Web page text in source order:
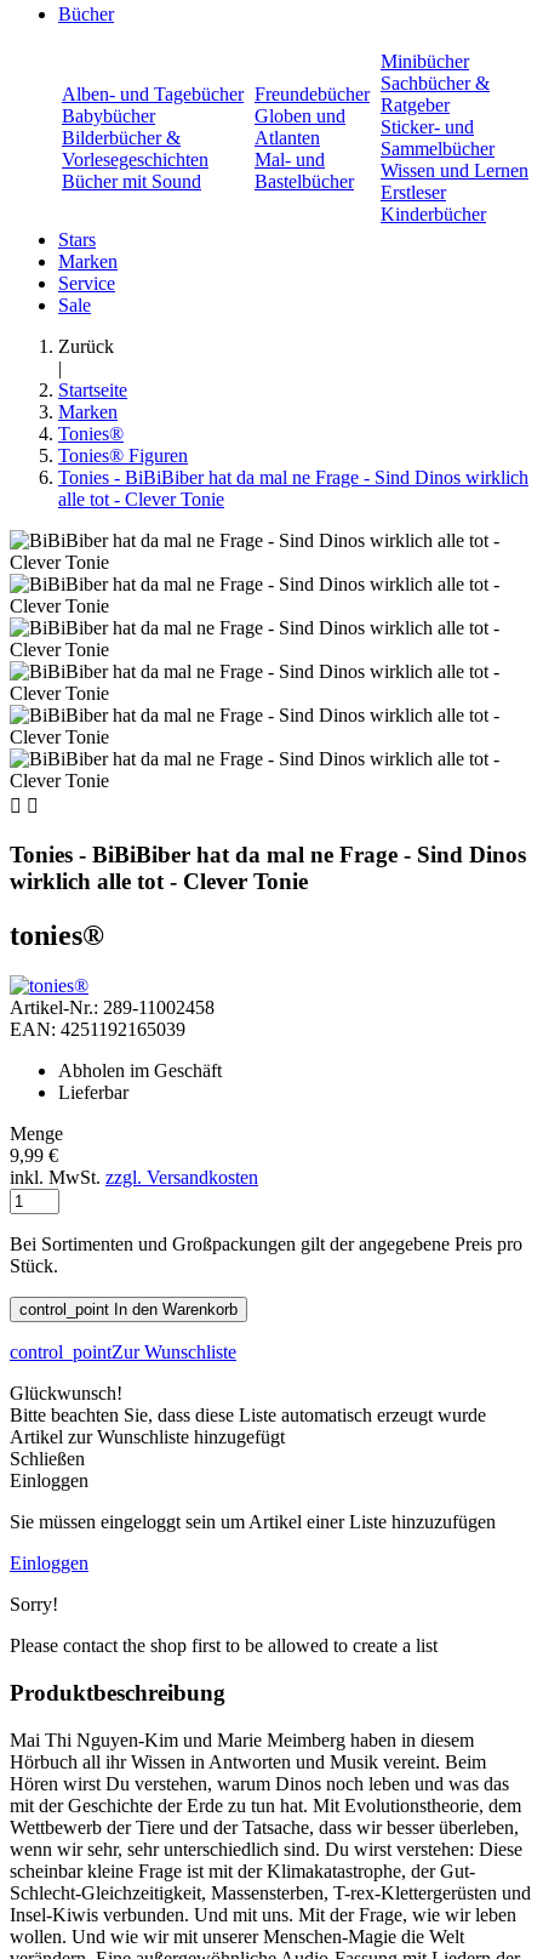
Bücher
Alben- und Tagebücher
Babybücher
Bilderbücher &
Vorlesegeschichten
Bücher mit Sound
Freundebücher
Globen und
Atlanten
Mal- und
Bastelbücher
Minibücher
Sachbücher &
Ratgeber
Sticker- und
Sammelbücher
Wissen und Lernen
Erstleser
Kinderbücher
Stars
Marken
Service
Sale
Zurück
|
Startseite
Marken
Tonies®
Tonies® Figuren
Tonies - BiBiBiber hat da mal ne Frage - Sind Dinos wirklich
alle tot - Clever Tonie
 
Tonies - BiBiBiber hat da mal ne Frage - Sind Dinos
wirklich alle tot - Clever Tonie
tonies®
Artikel-Nr.: 289-11002458
EAN: 4251192165039
Abholen im Geschäft
Lieferbar
Menge
9,99 €
inkl. MwSt. zzgl. Versandkosten
Bei Sortimenten und Großpackungen gilt der angegebene Preis pro
Stück.
control_point In den Warenkorb
control_pointZur Wunschliste
Glückwunsch!
Bitte beachten Sie, dass diese Liste automatisch erzeugt wurde
Artikel zur Wunschliste hinzugefügt
Schließen
Einloggen
Sie müssen eingeloggt sein um Artikel einer Liste hinzuzufügen
Einloggen
Sorry!
Please contact the shop first to be allowed to create a list
Produktbeschreibung
Mai Thi Nguyen-Kim und Marie Meimberg haben in diesem
Hörbuch all ihr Wissen in Antworten und Musik vereint. Beim
Hören wirst Du verstehen, warum Dinos noch leben und was das
mit der Geschichte der Erde zu tun hat. Mit Evolutionstheorie, dem
Wettbewerb der Tiere und der Tatsache, dass wir besser überleben,
wenn wir sehr, sehr unterschiedlich sind. Du wirst verstehen: Diese
scheinbar kleine Frage ist mit der Klimakatastrophe, der Gut-
Schlecht-Gleichzeitigkeit, Massensterben, T-rex-Klettergerüsten und
Insel-Kiwis verbunden. Und mit uns. Mit der Frage, wie wir leben
wollen. Und wie wir mit unserer Menschen-Magie die Welt